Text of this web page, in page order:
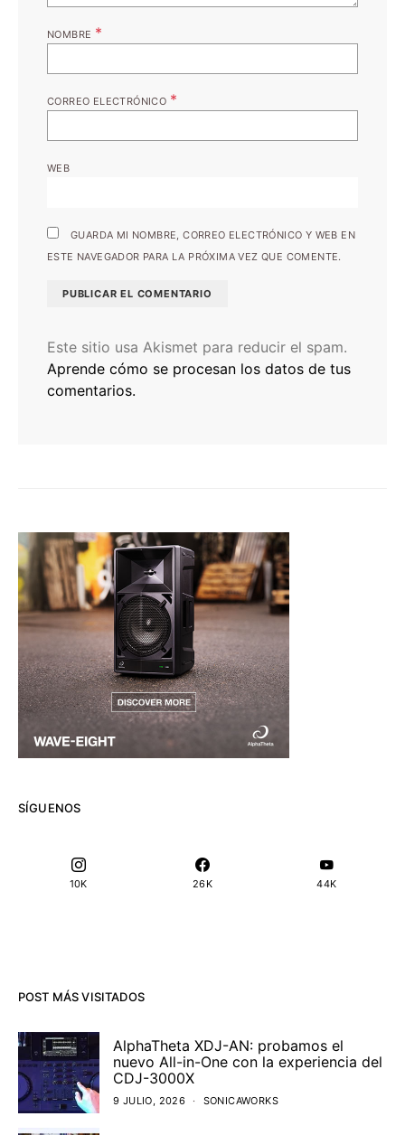
NOMBRE *
CORREO ELECTRÓNICO *
WEB
GUARDA MI NOMBRE, CORREO ELECTRÓNICO Y WEB EN
ESTE NAVEGADOR PARA LA PRÓXIMA VEZ QUE COMENTE.
Este sitio usa Akismet para reducir el spam.
Aprende cómo se procesan los datos de tus
comentarios.
SÍGUENOS
10K 26K 44K
POST MÁS VISITADOS
AlphaTheta XDJ-AN: probamos el
nuevo All-in-One con la experiencia del
CDJ-3000X
9 JULIO, 2026 SONICAWORKS